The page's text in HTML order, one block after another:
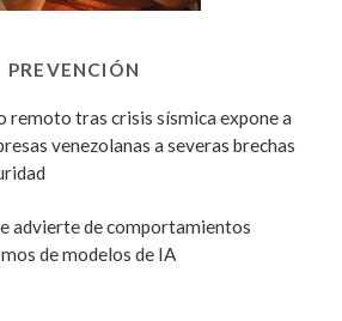
PREVENCIÓN
remoto tras crisis sísmica expone a
venezolanas a severas brechas
advierte de comportamientos
de modelos de IA